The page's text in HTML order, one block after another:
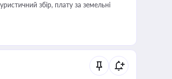
збір, плату за земельні